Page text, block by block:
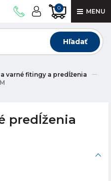
0 MENU
Hľadať
varné fitingy a predĺženia
predĺženia